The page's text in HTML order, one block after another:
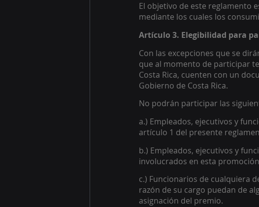
El objetivo de este reglamento
mediante los cuales los
Artículo 3. Elegibilidad para
Con las excepciones que se
que al momento de participar
Costa Rica, cuenten con un
Gobierno de Costa Rica.
No podrán participar las
a.) Empleados, ejecutivos y
artículo 1 del presente
b.) Empleados, ejecutivos y
involucrados en esta
c.) Funcionarios de cualquiera
razón de su cargo puedan de
asignación del premio.